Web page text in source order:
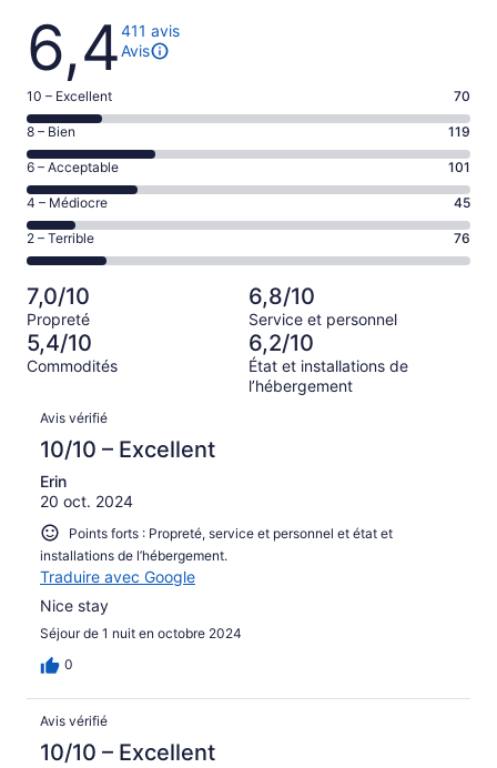
Avis
6,4411 avis
Avis
Note
de 10
–
Excellent,
d’après
70 avis
sur 411.
10 – Excellent 70
Note
de 8
–
Bien,
d’après
119 avis
sur 411.
8 – Bien 119
Note
de 6
–
Acceptable,
d’après
sur 411.
6 – Acceptable 101
Note
de 4
–
Médiocre,
d’après
45 avis
sur 411.
4 – Médiocre 45
Note
de 2
–
Terrible,
d’après
76 avis
sur 411.
2 – Terrible 76
7,0/10
Propreté
6,8/10
Service et personnel
5,4/10
Commodités
6,2/10
État et installations de
l’hébergement
Avis
Avis vérifié
10/10 – Excellent
Erin
20 oct. 2024
Points forts : Propreté, service et personnel et état et
installations de l’hébergement.
Traduire avec Google
Nice stay
Séjour de 1 nuit en octobre 2024
0
Avis vérifié
10/10 – Excellent